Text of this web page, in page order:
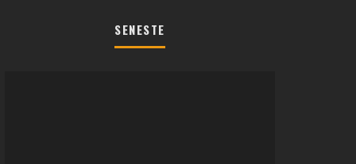
SENESTE